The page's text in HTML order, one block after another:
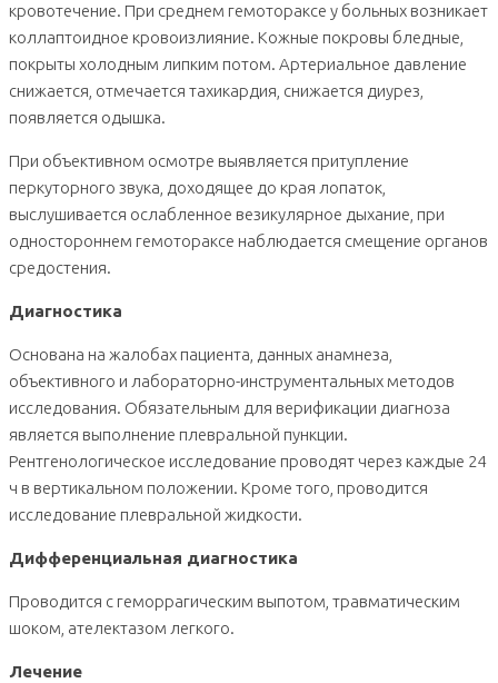
кровотечение. При среднем гемотораксе у больных возникает
коллаптоидное кровоизлияние. Кожные покровы бледные,
покрыты холодным липким потом. Артериальное давление
снижается, отмечается тахикардия, снижается диурез,
появляется одышка.
При объективном осмотре выявляется притупление
перкуторного звука, доходящее до края лопаток,
выслушивается ослабленное везикулярное дыхание, при
одностороннем гемотораксе наблюдается смещение органов
средостения.
Диагностика
Основана на жалобах пациента, данных анамнеза,
объективного и лабораторно-инструментальных методов
исследования. Обязательным для верификации диагноза
является выполнение плевральной пункции.
Рентгенологическое исследование проводят через каждые 24
ч в вертикальном положении. Кроме того, проводится
исследование плевральной жидкости.
Дифференциальная диагностика
Проводится с геморрагическим выпотом, травматическим
шоком, ателектазом легкого.
Лечение